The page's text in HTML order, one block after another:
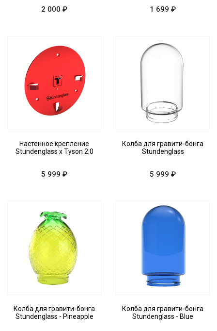
2 000 ₽ 1 699 ₽
Настенное крепление
Stundenglass x Tyson 2.0
5 999 ₽
Колба для гравити-бонга
Stundenglass
5 999 ₽
Колба для гравити-бонга
Stundenglass - Pineapple
Колба для гравити-бонга
Stundenglass - Blue